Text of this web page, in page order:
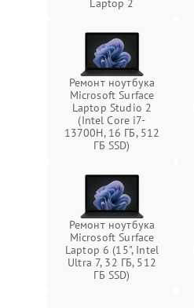
Laptop 2
Ремонт ноутбука
Microsoft Surface
Laptop Studio 2
(Intel Core i7-
13700H, 16 ГБ, 512
ГБ SSD)
Ремонт ноутбука
Microsoft Surface
Laptop 6 (15", Intel
Ultra 7, 32 ГБ, 512
ГБ SSD)